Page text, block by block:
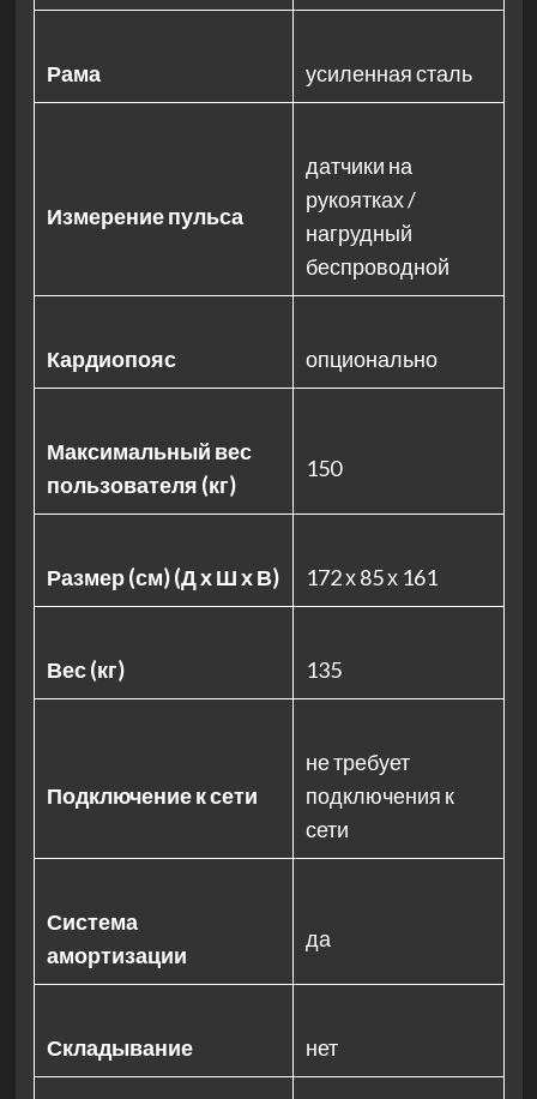
Рама усиленная сталь
Измерение пульса
датчики на
рукоятках /
нагрудный
беспроводной
Кардиопояс опционально
Максимальный вес
пользователя (кг)
150
Размер (см) (Д х Ш х В) 172 х 85 х 161
Вес (кг) 135
Подключение к сети
не требует
подключения к
сети
Система
амортизации
да
Складывание нет